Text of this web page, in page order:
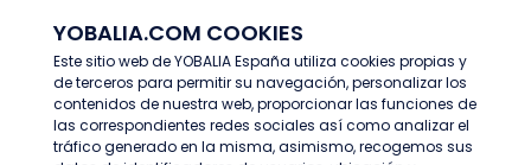
YOBALIA.COM COOKIES
Este sitio web de YOBALIA España utiliza cookies propias y
de terceros para permitir su navegación, personalizar los
contenidos de nuestra web, proporcionar las funciones de
las correspondientes redes sociales así como analizar el
tráfico generado en la misma, asimismo, recogemos sus
Últimas ofertas